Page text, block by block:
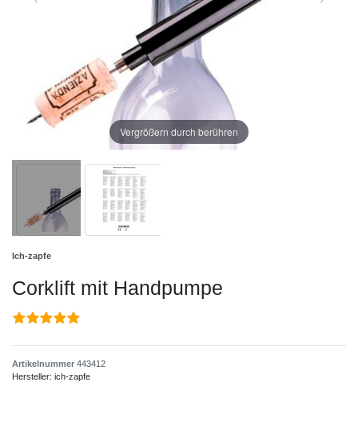
Vergrößern durch berühren
Ich-zapfe
Corklift mit Handpumpe
Artikelnummer 443412
Hersteller: ich-zapfe